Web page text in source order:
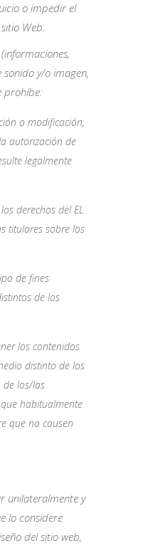
o impedir el
Web.
y/o imagen,
prohíbe:
o modificación,
autorización de
legalmente
derechos del EL
titulares sobre los
de fines
de los
los contenidos
distinto de los
de los/las
habitualmente
que no causen
unilateralmente y
lo considere
del sitio web,